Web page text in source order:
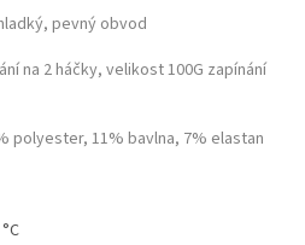
pevný obvod
na 2 háčky, velikost 100G zapínání
polyester, 11% bavlna, 7% elastan